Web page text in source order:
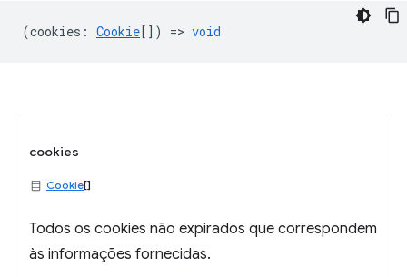
(cookies : Cookie[]) => void
cookies
Cookie[]
Todos os cookies não expirados que correspondem
às informações fornecidas.